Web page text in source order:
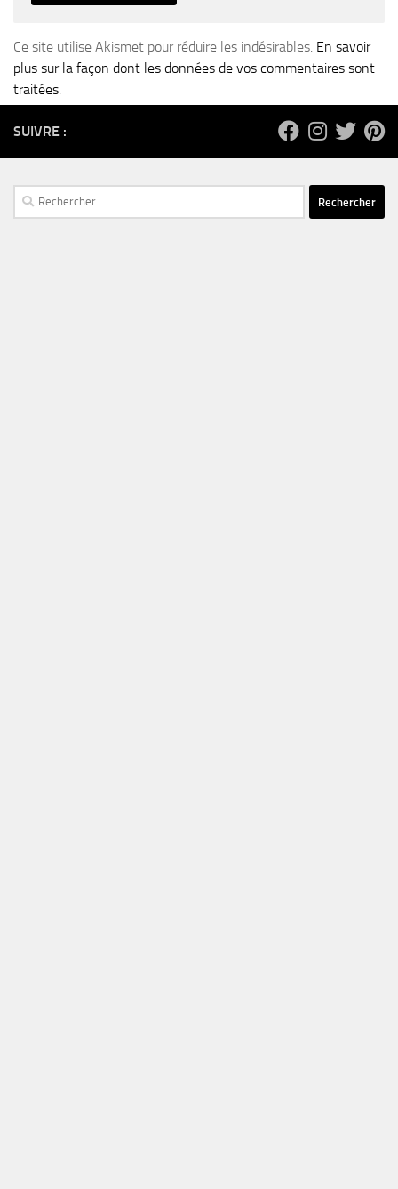
Ce site utilise Akismet pour réduire les indésirables. En savoir
plus sur la façon dont les données de vos commentaires sont
traitées.
SUIVRE :
Rechercher :